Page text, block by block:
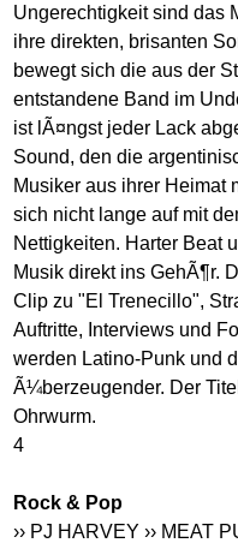
Ungerechtigkeit sind das
ihre direkten, brisanten
bewegt sich die aus der
entstandene Band im
ist lÃ¤ngst jeder Lack
Sound, den die
Musiker aus ihrer Heimat
sich nicht lange auf mit
Nettigkeiten. Harter Beat
Musik direkt ins GehÃ¶r.
Clip zu "El Trenecillo",
Auftritte, Interviews und
werden Latino-Punk und
Ã¼berzeugender. Der
Ohrwurm.
4
Rock & Pop
›› PJ HARVEY ›› MEAT